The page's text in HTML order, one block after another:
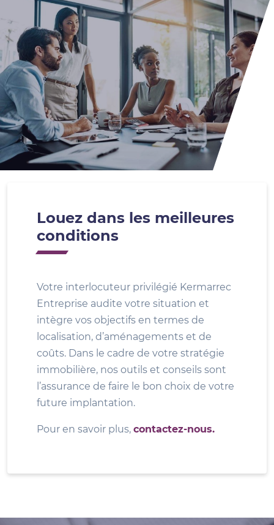
Louez dans les meilleures
conditions
Votre interlocuteur privilégié Kermarrec
Entreprise audite votre situation et
intègre vos objectifs en termes de
localisation, d’aménagements et de
coûts. Dans le cadre de votre stratégie
immobilière, nos outils et conseils sont
l’assurance de faire le bon choix de votre
future implantation.
Pour en savoir plus, contactez-nous.